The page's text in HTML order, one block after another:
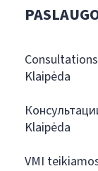
Klaipėda
Klaipėda
VMI